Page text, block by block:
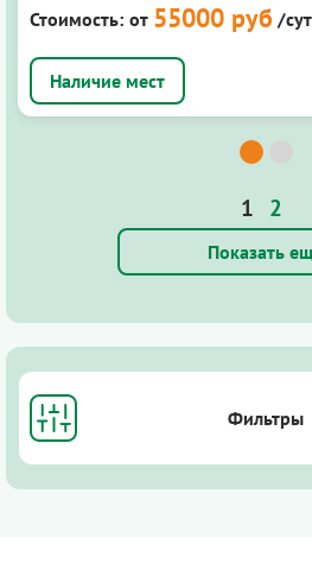
Стоимость: от 55000 руб /
1 2
Показать
Фильтры